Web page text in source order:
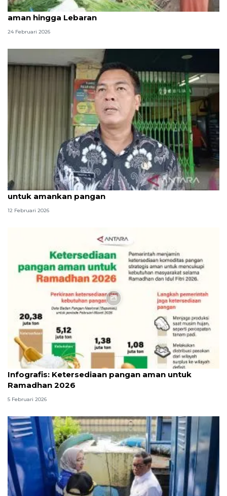
Bulog pastikan stok dan harga pangan masih
aman hingga Lebaran
24 Februari 2026
Jelang Ramadhan, Jaktim gandeng sejumlah pihak
untuk amankan pangan
12 Februari 2026
Infografik
Infografis: Ketersediaan pangan aman untuk
Ramadhan 2026
5 Februari 2026